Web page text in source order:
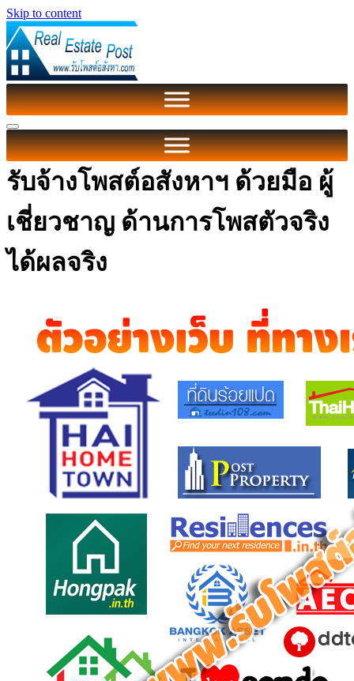
Skip to content
รับจ้างโพสต์อสังหาฯ ด้วยมือ ผู้
เชี่ยวชาญ ด้านการโพสตัวจริง
ได้ผลจริง‎